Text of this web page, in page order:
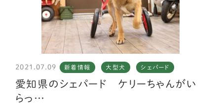
2021.07.09 新着情報 大型犬 シェパード
愛知県のシェパード ケリーちゃんがい
らっ…